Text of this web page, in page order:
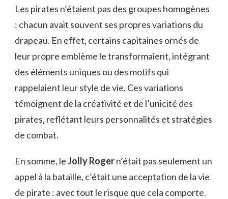
Les pirates n’étaient pas des groupes homogènes
: chacun avait souvent ses propres variations du
drapeau. En effet, certains capitaines ornés de
leur propre emblème le transformaient, intégrant
des éléments uniques ou des motifs qui
rappelaient leur style de vie. Ces variations
témoignent de la créativité et de l’unicité des
pirates, reflétant leurs personnalités et stratégies
de combat.
En somme, leJolly Rogern’était pas seulement un
appel à la bataille, c’était une acceptation de la vie
de pirate : avec tout le risque que cela comporte.